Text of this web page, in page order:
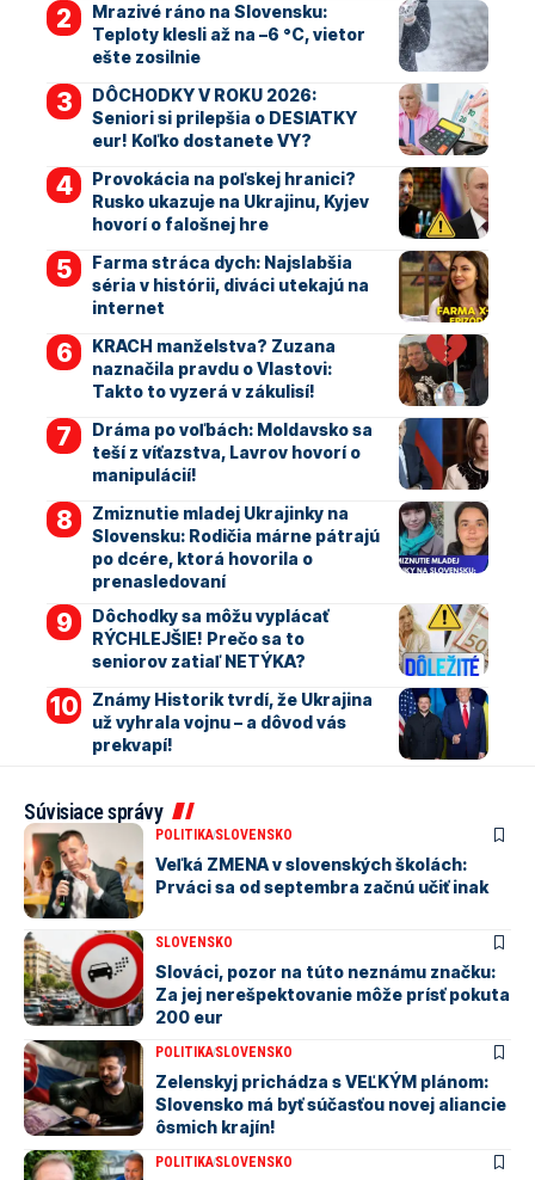
Mrazivé ráno na Slovensku:
Teploty klesli až na –6 °C, vietor
ešte zosilnie
DÔCHODKY V ROKU 2026:
Seniori si prilepšia o DESIATKY
eur! Koľko dostanete VY?
Provokácia na poľskej hranici?
Rusko ukazuje na Ukrajinu, Kyjev
hovorí o falošnej hre
Farma stráca dych: Najslabšia
séria v histórii, diváci utekajú na
internet
KRACH manželstva? Zuzana
naznačila pravdu o Vlastovi:
Takto to vyzerá v zákulisí!
Dráma po voľbách: Moldavsko sa
teší z víťazstva, Lavrov hovorí o
manipulácií!
Zmiznutie mladej Ukrajinky na
Slovensku: Rodičia márne pátrajú
po dcére, ktorá hovorila o
prenasledovaní
Dôchodky sa môžu vyplácať
RÝCHLEJŠIE! Prečo sa to
seniorov zatiaľ NETÝKA?
Známy Historik tvrdí, že Ukrajina
už vyhrala vojnu – a dôvod vás
prekvapí!
Súvisiace správy
POLITIKASLOVENSKO
Veľká ZMENA v slovenských školách:
Prváci sa od septembra začnú učiť inak
SLOVENSKO
Slováci, pozor na túto neznámu značku:
Za jej nerešpektovanie môže prísť pokuta
200 eur
POLITIKASLOVENSKO
Zelenskyj prichádza s VEĽKÝM plánom:
Slovensko má byť súčasťou novej aliancie
ôsmich krajín!
POLITIKASLOVENSKO